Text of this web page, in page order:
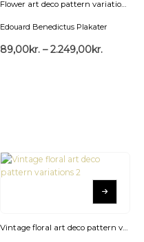
Edouard Benedictus Plakater
89,00kr. – 2.249,00kr.
Vintage floral art deco pattern variations 2 Plakat